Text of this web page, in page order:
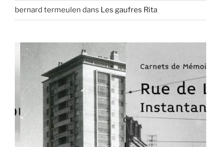
bernard termeulen dans Les gaufres Rita